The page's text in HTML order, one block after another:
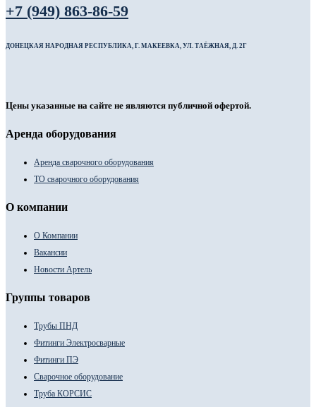
+7 (949) 863-86-59
ДОНЕЦКАЯ НАРОДНАЯ РЕСПУБЛИКА, Г. МАКЕЕВКА, УЛ. ТАЁЖНАЯ, Д. 2Г
Цены указанные на сайте не являются публичной офертой.
Аренда оборудования
Аренда сварочного оборудования
ТО сварочного оборудования
О компании
О Компании
Вакансии
Новости Артель
Группы товаров
Трубы ПНД
Фитинги Электросварные
Фитинги ПЭ
Сварочное оборудование
Труба КОРСИС